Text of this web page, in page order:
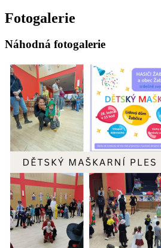
Fotogalerie
Náhodná fotogalerie